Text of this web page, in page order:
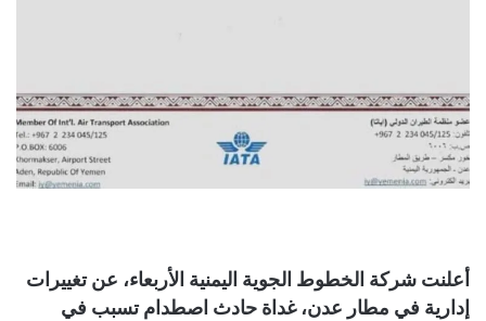
أعلنت شركة الخطوط الجوية اليمنية الأربعاء، عن تغييرات
إدارية في مطار عدن، غداة حادث اصطدام تسبب في